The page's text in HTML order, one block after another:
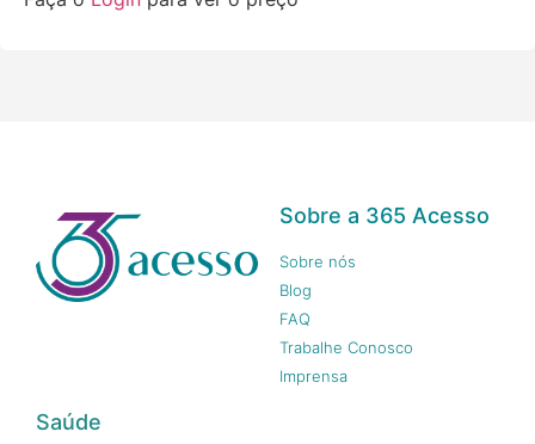
Sobre a 365 Acesso
Sobre nós
Blog
FAQ
Trabalhe Conosco
Imprensa
Saúde